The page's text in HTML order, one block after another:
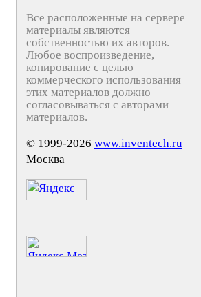
Все расположенные на сервере
материалы являются
собственностью их авторов.
Любое воспроизведение,
копирование с целью
коммерческого использования
этих материалов должно
согласовываться с авторами
материалов.
© 1999-2026 www.inventech.ru
Москва